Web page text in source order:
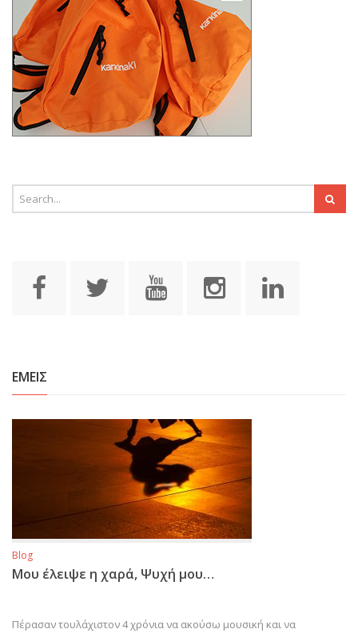
ΕΜΕΙΣ
Blog
Μου έλειψε η χαρά, Ψυχή μου…
Πέρασαν τουλάχιστον 4 χρόνια να ακούσω μουσική και να